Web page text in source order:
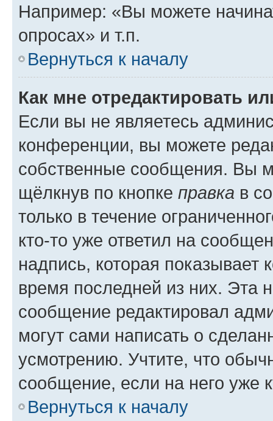
Например: «Вы можете
опросах» и т.п.
Вернуться к началу
Как мне отредактировать
Если вы не являетесь
конференции, вы можете
собственные сообщения. Вы
щёлкнув по кнопке правка в
только в течение
кто-то уже ответил на
надпись, которая показывает
время последней из них. Эта
сообщение редактировал
могут сами написать о
усмотрению. Учтите, что
сообщение, если на него уже
Вернуться к началу